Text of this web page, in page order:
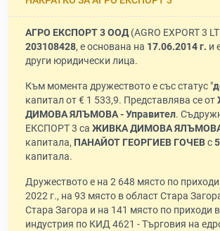
АГРО ЕКСПОРТ 3 ООД(AGRO EXPORT 3
203108428, е основана на 17.06.2014 г. и
други юридически лица.
Към момента дружеството е със статус "
капитал от € 1 533,9. Представлява се от
ДИМОВА ЯЛЪМОВА - Управител.
ЕКСПОРТ 3 са ЖИВКА ДИМОВА
капитала, ПАНАЙОТ ГЕОРГИЕВ ГОЧЕВс
капитала.
Дружеството е на 2 648 място по
2022 г., на 93 място в област Стара
Стара Загора и на 141 място по приходи
индустрия по КИД 4621 - Търговия на